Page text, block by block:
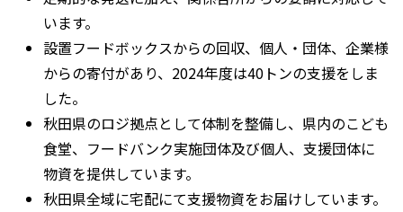
います。
設置フードボックスからの回収、個人・団体、企業様
からの寄付があり、2024年度は40トンの支援をしま
した。
秋田県のロジ拠点として体制を整備し、県内のこども
食堂、フードバンク実施団体及び個人、支援団体に
物資を提供しています。
秋田県全域に宅配にて支援物資をお届けしています。